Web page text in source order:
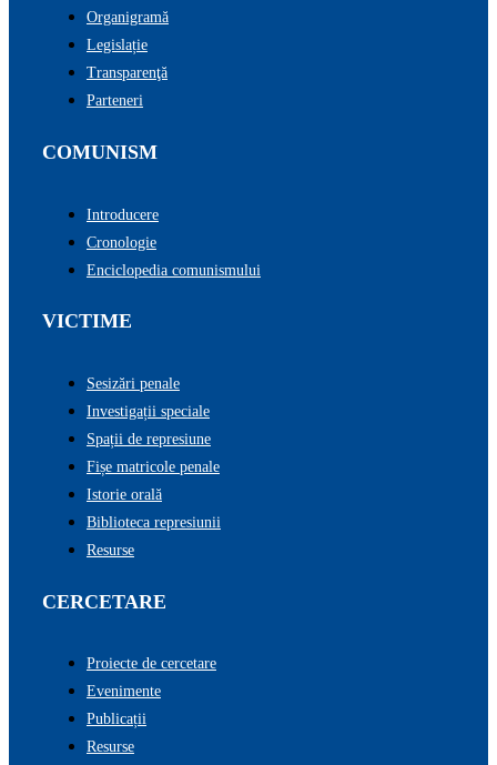
Organigramă
Legislație
Transparenţă
Parteneri
COMUNISM
Introducere
Cronologie
Enciclopedia comunismului
VICTIME
Sesizări penale
Investigații speciale
Spații de represiune
Fișe matricole penale
Istorie orală
Biblioteca represiunii
Resurse
CERCETARE
Proiecte de cercetare
Evenimente
Publicații
Resurse